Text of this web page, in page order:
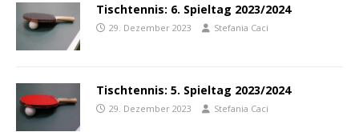
Tischtennis: 6. Spieltag 2023/2024
29. Dezember 2023 Stefania Caci
Tischtennis: 5. Spieltag 2023/2024
29. Dezember 2023 Stefania Caci